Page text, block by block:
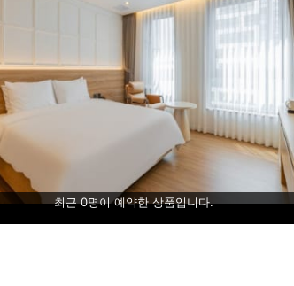
최근 0명이 예약한 상품입니다.